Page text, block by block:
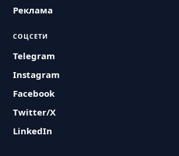
Реклама
СОЦСЕТИ
Telegram
Instagram
Facebook
Twitter/X
LinkedIn